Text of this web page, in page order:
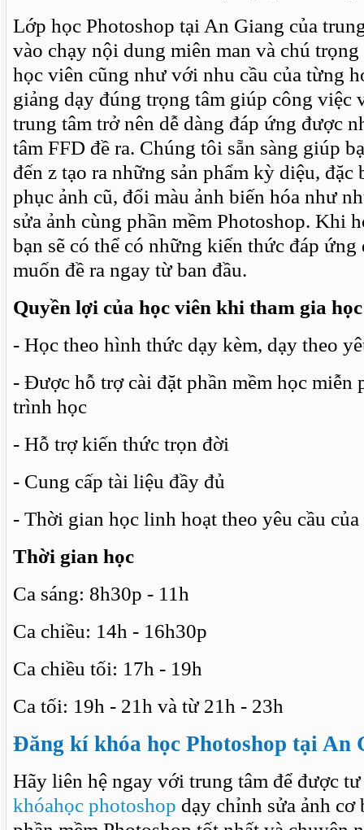
Lớp học Photoshop tại An Giang của
vào chạy nội dung miên man và chú
học viên cũng như với nhu cầu của từng
giảng dạy đúng trọng tâm giúp công việc
trung tâm trở nên dễ dàng đáp ứng được
tâm FFD đề ra. Chúng tôi sẵn sàng giúp
đến z tạo ra những sản phẩm kỳ diệu,
phục ảnh cũ, đổi màu ảnh biến hóa như
sửa ảnh cùng phần mềm Photoshop. Khi
bạn sẽ có thể có những kiến thức đáp
muốn đề ra ngay từ ban đầu.
Quyền lợi của học viên khi tham gia
- Học theo hình thức dạy kèm, dạy theo
- Được hỗ trợ cài đặt phần mềm học miễn
trình học
- Hỗ trợ kiến thức trọn đời
- Cung cấp tài liệu đầy đủ
- Thời gian học linh hoạt theo yêu cầu
Thời gian học
Ca sáng: 8h30p - 11h
Ca chiều: 14h - 16h30p
Ca chiều tối: 17h - 19h
Ca tối: 19h - 21h và từ 21h - 23h
Đăng kí khóa học Photoshop tại An
Hãy liên hệ ngay với trung tâm để được
khóahọc photoshop dạy chỉnh sửa ảnh cơ